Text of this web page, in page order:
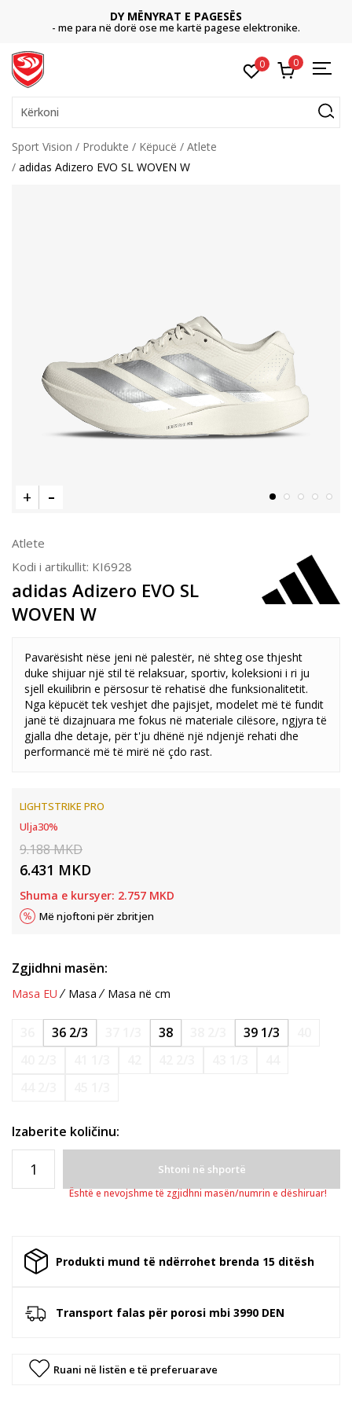
DY MËNYRAT E PAGESËS
- me para në dorë ose me kartë pagese elektronike.
0 0
Kërkoni
Sport Vision Produkte Këpucë
Atlete
adidas Adizero EVO SL WOVEN W
Atlete
Kodi i artikullit: KI6928
adidas Adizero EVO SL
WOVEN W
Pavarësisht nëse jeni në palestër, në shteg ose thjesht
duke shijuar një stil të relaksuar, sportiv, koleksioni i ri ju
sjell ekuilibrin e përsosur të rehatisë dhe funksionalitetit.
Nga këpucët tek veshjet dhe pajisjet, modelet më të fundit
janë të dizajnuara me fokus në materiale cilësore, ngjyra të
gjalla dhe detaje, për t'ju dhënë një ndjenjë rehati dhe
performancë më të mirë në çdo rast.
LIGHTSTRIKE PRO
Ulja30%
9.188MKD
6.431 MKD
Shuma e kursyer: 2.757 MKD
Më njoftoni për zbritjen
Zgjidhni masën:
Masa EU Masa Masa në cm
36 2/3 38 39 1/3
Izaberite količinu:
Shtoni në shportë
Është e nevojshme të zgjidhni masën/numrin e dëshiruar!
Produkti mund të ndërrohet brenda 15 ditësh
Transport falas për porosi mbi 3990 DEN
Ruani në listën e të preferuarave